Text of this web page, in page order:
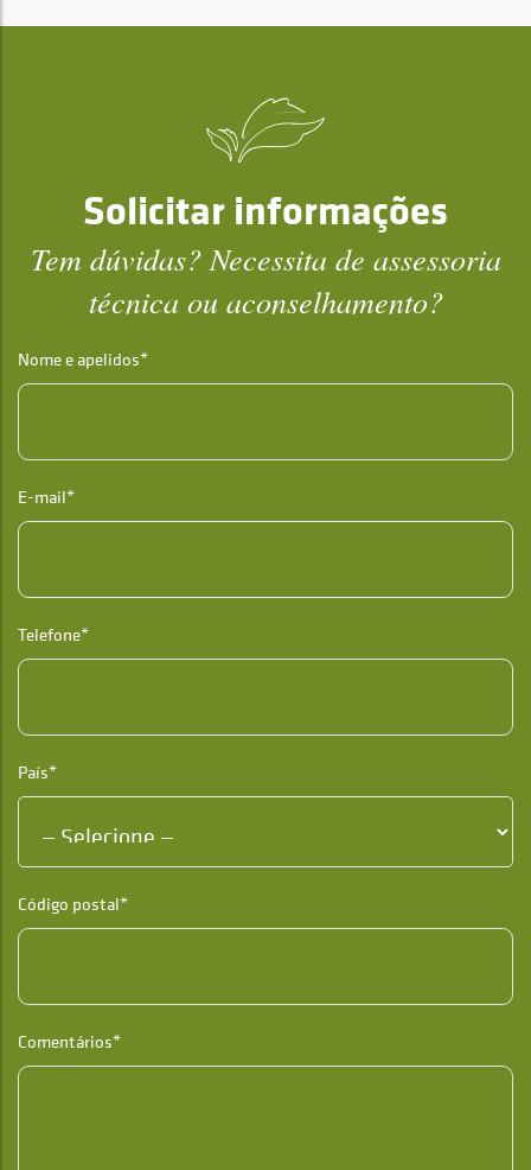
Solicitar informações
Tem dúvidas? Necessita de assessoria
técnica ou aconselhamento?
Nome e apelidos*
E-mail*
Telefone*
País*
Código postal*
Comentários*